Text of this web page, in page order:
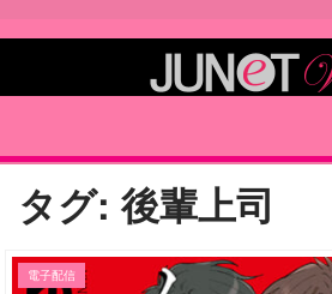
タグ: 後輩上司
電子配信